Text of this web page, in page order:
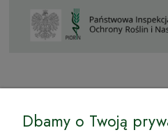
Dbamy o Twoją